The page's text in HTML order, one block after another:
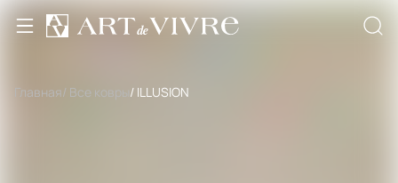
Главная/ Все ковры / ILLUSION